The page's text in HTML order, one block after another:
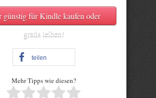
günstig für Kindle kaufen oder
gratis leihen!
teilen
Mehr Tipps wie diesen?